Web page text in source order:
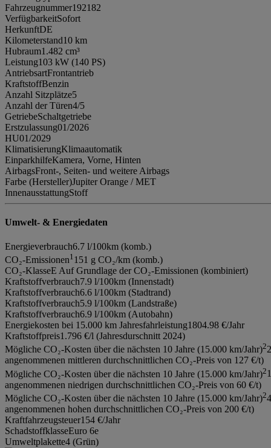
Fahrzeugnummer192182
VerfügbarkeitSofort
HerkunftDE
Kilometerstand10 km
Hubraum1.482 cm³
Leistung103 kW (140 PS)
AntriebsartFrontantrieb
KraftstoffBenzin
Anzahl Sitzplätze5
Anzahl der Türen4/5
GetriebeSchaltgetriebe
Erstzulassung01/2026
HU01/2029
KlimatisierungKlimaautomatik
EinparkhilfeKamera, Vorne, Hinten
AirbagsFront-, Seiten- und weitere Airbags
Farbe (Hersteller)Jupiter Orange / MET
InnenausstattungStoff
Umwelt- & Energiedaten
Energieverbrauch6.7 l/100km (komb.)
CO₂-Emissionen1 151 g CO₂/km (komb.)
CO₂-KlasseE Auf Grundlage der CO₂-Emissionen (kombiniert)
Kraftstoffverbrauch7.9 l/100km (Innenstadt)
Kraftstoffverbrauch6.6 l/100km (Stadtrand)
Kraftstoffverbrauch5.9 l/100km (Landstraße)
Kraftstoffverbrauch6.9 l/100km (Autobahn)
Energiekosten bei 15.000 km Jahresfahrleistung1804.98 €/Jahr
Kraftstoffpreis1.796 €/l (Jahresdurschnitt 2024)
Mögliche CO₂-Kosten über die nächsten 10 Jahre (15.000 km/Jahr)2
angenommenen mittleren durchschnittlichen CO₂-Preis von 127 €/t)
Mögliche CO₂-Kosten über die nächsten 10 Jahre (15.000 km/Jahr)2
angenommenen niedrigen durchschnittlichen CO₂-Preis von 60 €/t)
Mögliche CO₂-Kosten über die nächsten 10 Jahre (15.000 km/Jahr)2
angenommenen hohen durchschnittlichen CO₂-Preis von 200 €/t)
Kraftfahrzeugsteuer154 €/Jahr
SchadstoffklasseEuro 6e
Umweltplakette4 (Grün)